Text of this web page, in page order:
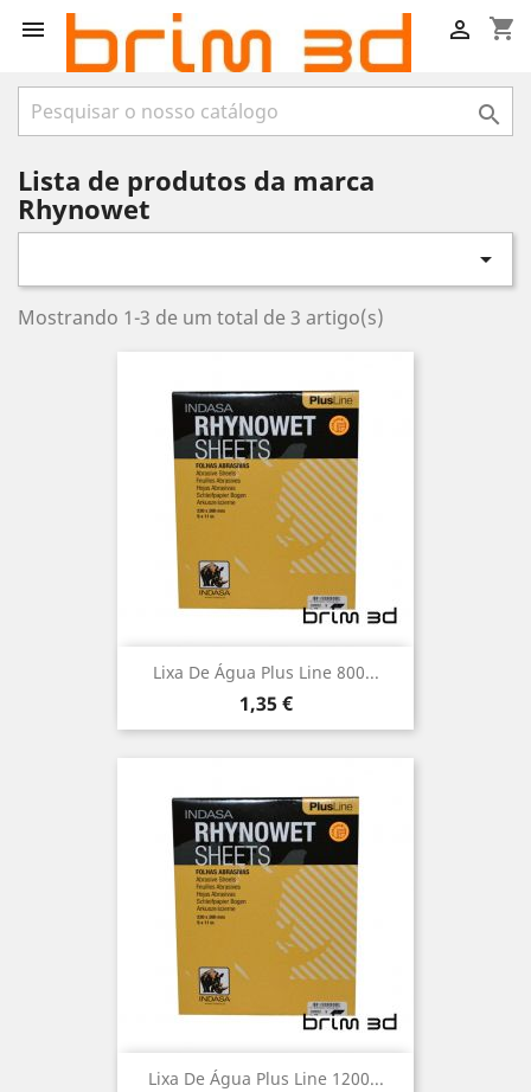
 shopping_cart


Lista de produtos da marca
Rhynowet

Mostrando 1-3 de um total de 3 artigo(s)
Lixa De Água Plus Line 800...
Preço
1,35 €
Lixa De Água Plus Line 1200...